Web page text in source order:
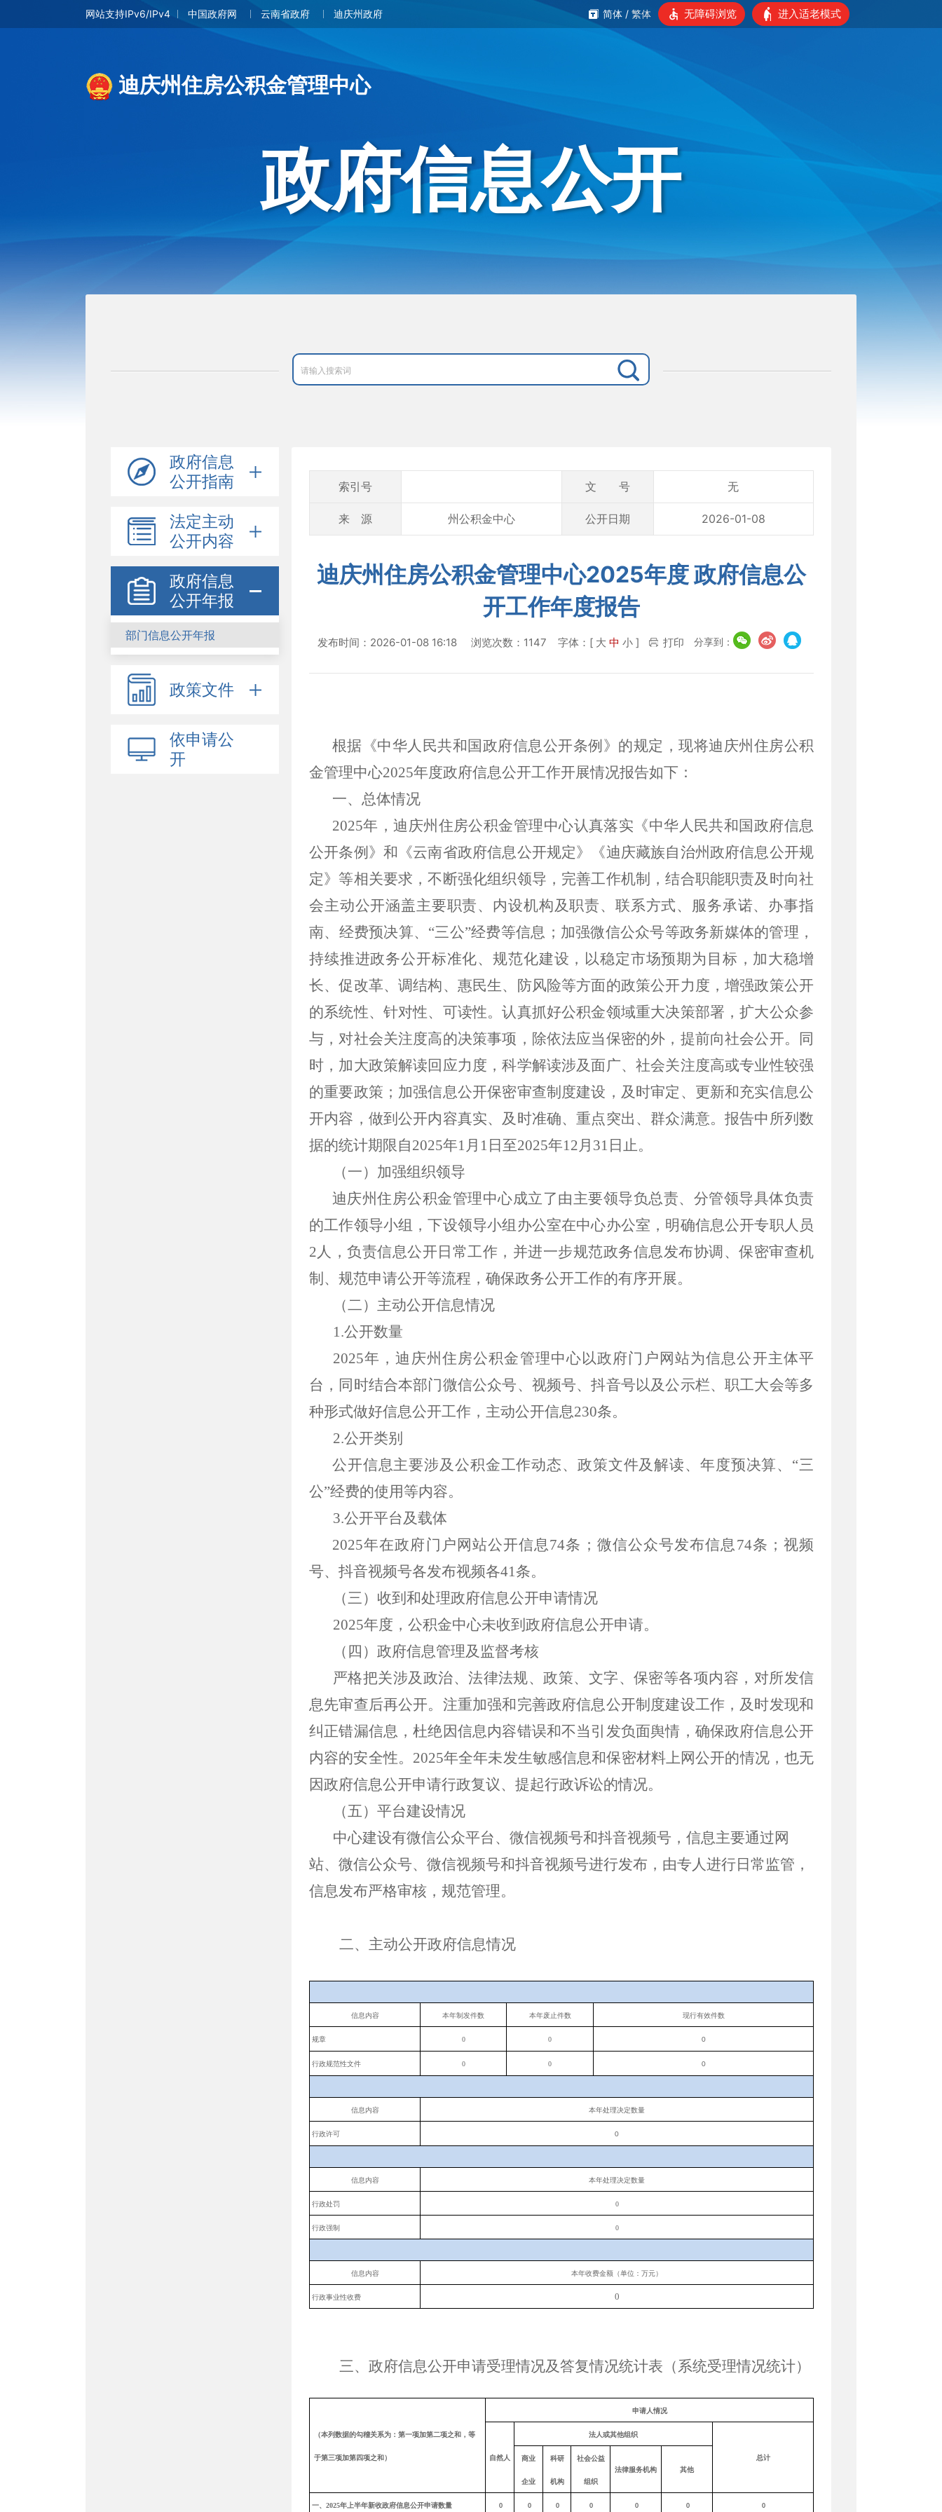
网站支持IPv6/IPv4 中国政府网 云南省政府 迪庆州政府 简体 / 繁体 无障碍浏览 进入适老模式
迪庆州住房公积金管理中心
政府信息公开
政府信息
公开指南
法定主动
公开内容
政府信息
公开年报
部门信息公开年报
政策文件
依申请公
开
索引号 文 号 无
来 源 州公积金中心 公开日期 2026-01-08
迪庆州住房公积金管理中心2025年度 政府信息公
开工作年度报告
发布时间：2026-01-08 16:18 浏览次数：1147 字体：[ 大 中 小] 打印 分享到：
根据《中华人民共和国政府信息公开条例》的规定，现将迪庆州住房公积
金管理中心2025年度政府信息公开工作开展情况报告如下：
一、总体情况
2025年，迪庆州 住房公积金管理中心认真落实《中华人民共和国政府信息
公开条例》和《云南省政府信息公开规定》《迪庆藏族自治州政府信息公开规
定》等相关要求，不断强化组织领导，完善工作机制，结合职能职责及时向社
会主动公开涵盖主要职责、内设机构及职责、联系方式、服务承诺、办事指
南、经费预决算、 “三公”经费等信息；加强微信公众号等政务新媒体的管理，
持续推进政务公开标准化、规范化建设，以稳定市场预期为目标，加大稳增
长、促改革、调结构、惠民生、防风险等方面的政策公开力度，增强政策公开
的系统性、针对性、可读性。认真抓好公积金领域重大决策部署，扩大公众参
与，对社会关注度高的决策事项，除依法应当保密的外，提前向社会公开。同
时，加大政策解读回应力度，科学解读涉及面广、社会关注度高或专业性较强
的重要政策；加强信息公开保密审查制度建设，及时审定、更新和充实信息公
开内容，做到公开内容真实、及时准确、重点突出、群众满意。报告中所列数
据的统计期限自2025年1 月 1 日至2025年12月 31 日止。
（一）加强组织领导
迪庆州住房公积金管理中心成立了由主要领导负总责、分管领导具体负责
的工作领导小组，下设领导小组办公室在中心办公室，明确信息公开专职人员
2人，负责信息公开日常工作，并进一步规范政务信息发布协调、保密审查机
制、规范申请公开等流程，确保政务公开工作的有序开展。
（二）主动公开信息情况
1.公开数量
2025年，迪庆州住房公积金管理中心以政府门户网站为信息公开主体平
台，同时结合本部门微信公众号、视频号、抖音号以及公示栏、职工大会等多
种形式做好信息公开工作，主动公开信息230条。
2.公开类别
公开信息主要涉及公积金工作动态、政策文件及解读、年度预决算、 “三
公”经费的使用等内容。
3.公开平台及载体
2025年在政府门户网站公开信息74条；微信公众号发布信息74条；视频
号、抖音视频号各发布视频各41条。
（三）收到和处理政府信息公开申请情况
2025年度，公积金中心未收到政府信息公开申请。
（四）政府信息管理及监督考核
严格把关涉及政治、法律法规、政策、文字、保密等各项内容，对所发信
息先审查后再公开。注重加强和完善政府信息公开制度建设工作，及时发现和
纠正错漏信息，杜绝因信息内容错误和不当引发负面舆情，确保政府信息公开
内容的安全性。 2025年全年未发生敏感信息和保密材料上网公开的情况，也无
因政府信息公开申请行政复议、提起行政诉讼的情况。
（五）平台建设情况
中心建设有微信公众平台、微信视频号和抖音视频号，信息主要通过网
站、微信公众号、微信视频号和抖音视频号进行发布，由专人进行日常监管，
信息发布严格审核，规范管理。
二、主动公开政府信息情况
信息内容 本年制发件数 本年废止件数 现行有效件数
规章 0 0 0
行政规范性文件 0 0 0
信息内容 本年处理决定数量
行政许可 0
信息内容 本年处理决定数量
行政处罚 0
行政强制 0
信息内容 本年收费金额（单位：万元）
行政事业性收费 0
三、政府信息公开申请受理情况及答复情况统计表（系统受理情况统计）
（本列数据的勾稽关系为：第一项加第二项之和，等
于第三项加第四项之和）
申请人情况
自然人
法人或其他组织
总计
商业
企业
科研
机构
社会公益
组织
法律服务机构 其他
一、 2025年上半年新收政府信息公开申请数量 0 0 0 0 0 0 0